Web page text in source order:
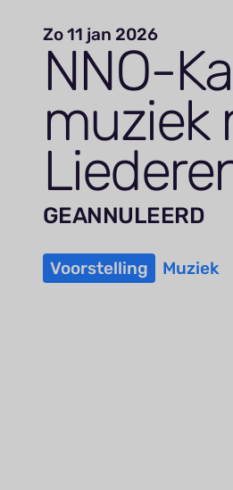
Zo 11 jan 2026
NNO-
muziek
GEANNULEERD
Voorstelling Muziek